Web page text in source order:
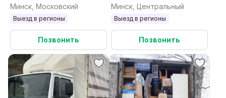
Минск, Московский
Выезд в регионы
Позвонить
Минск, Центральный
Выезд в регионы
Позвонить